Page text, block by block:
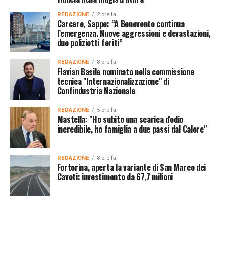
REDAZIONE 2 ore fa
Carcere, Sappe: “A Benevento continua
l’emergenza. Nuove aggressioni e devastazioni,
due poliziotti feriti”
REDAZIONE 8 ore fa
Flavian Basile nominato nella commissione
tecnica "Internazionalizzazione" di
Confindustria Nazionale
REDAZIONE 5 ore fa
Mastella: "Ho subito una scarica d'odio
incredibile, ho famiglia a due passi dal Calore"
REDAZIONE 8 ore fa
Fortorina, aperta la variante di San Marco dei
Cavoti: investimento da 67,7 milioni